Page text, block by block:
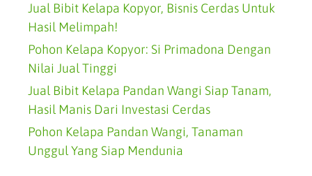
Jual Bibit Kelapa Kopyor, Bisnis Cerdas Untuk
Hasil Melimpah!
Pohon Kelapa Kopyor: Si Primadona Dengan
Nilai Jual Tinggi
Jual Bibit Kelapa Pandan Wangi Siap Tanam,
Hasil Manis Dari Investasi Cerdas
Pohon Kelapa Pandan Wangi, Tanaman
Unggul Yang Siap Mendunia